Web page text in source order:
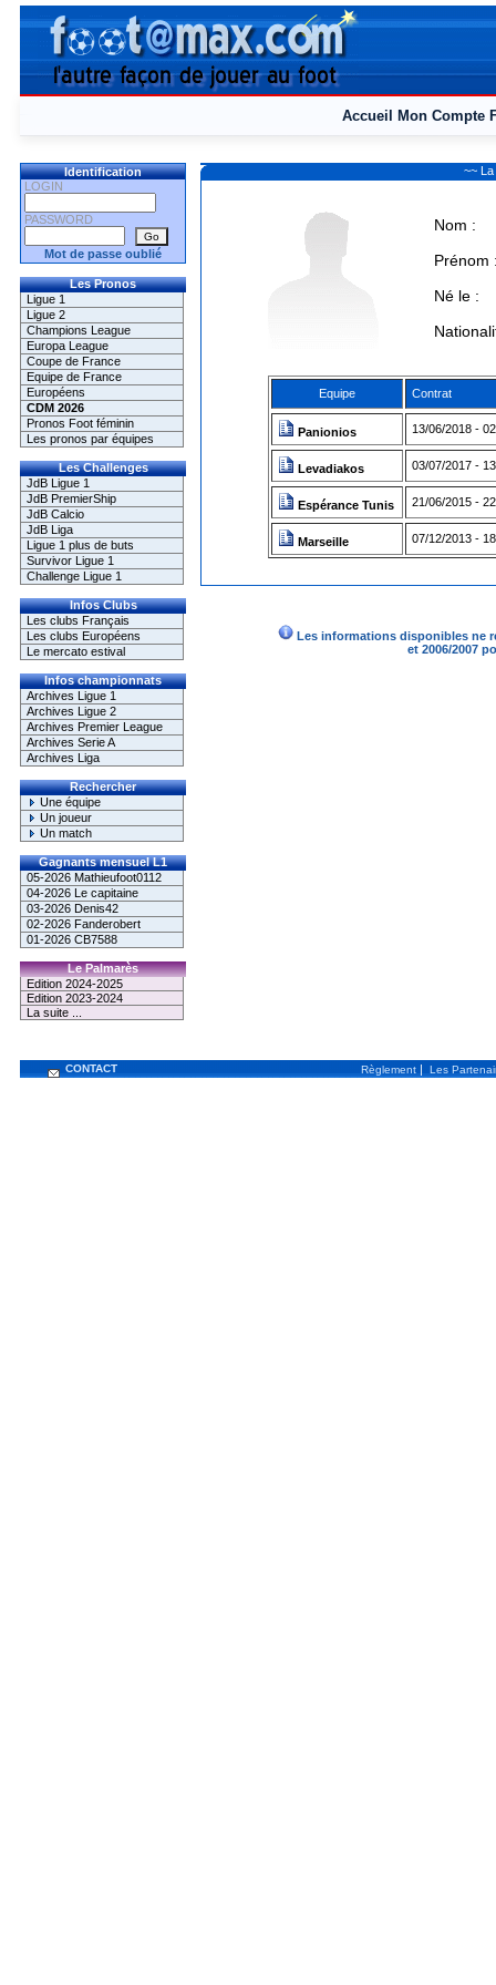
Accueil Mon Compte
Identification
LOGIN
PASSWORD
Mot de passe oublié
Les Pronos
Ligue 1
Ligue 2
Champions League
Europa League
Coupe de France
Equipe de France
Européens
CDM 2026
Pronos Foot féminin
Les pronos par équipes
Les Challenges
JdB Ligue 1
JdB PremierShip
JdB Calcio
JdB Liga
Ligue 1 plus de buts
Survivor Ligue 1
Challenge Ligue 1
Infos Clubs
Les clubs Français
Les clubs Européens
Le mercato estival
Infos championnats
Archives Ligue 1
Archives Ligue 2
Archives Premier League
Archives Serie A
Archives Liga
Rechercher
Une équipe
Un joueur
Un match
Gagnants mensuel L1
05-2026 Mathieufoot0112
04-2026 Le capitaine
03-2026 Denis42
02-2026 Fanderobert
01-2026 CB7588
Le Palmarès
Edition 2024-2025
Edition 2023-2024
La suite ...
~~
Nom :
Prénom
Né le :
Equipe Contrat
Panionios 13/06/2018 -
Levadiakos 03/07/2017 -
Espérance Tunis 21/06/2015 -
Marseille 07/12/2013 -
Les informations disponibles ne
et 2006/2007
CONTACT Règlement | Les